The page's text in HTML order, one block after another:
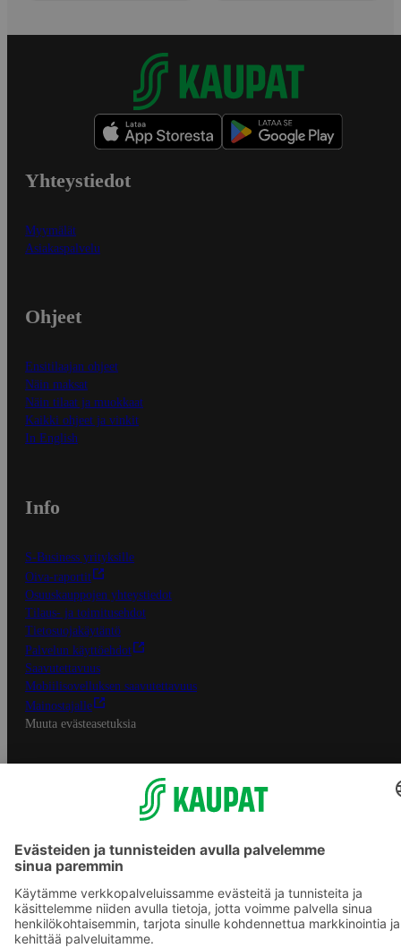
Yhteystiedot
Myymälät
Asiakaspalvelu
Ohjeet
Ensitilaajan ohjeet
Näin maksat
Näin tilaat ja muokkaat
Kaikki ohjeet ja vinkit
In English
Info
S-Business yrityksille
Oiva-raportit
Osuuskauppojen yhteystiedot
Tilaus- ja toimitusehdot
Tietosuojakäytäntö
Palvelun käyttöehdot
Saavutettavuus
Mobiilisovelluksen saavutettavuus
Mainostajalle
Muuta evästeasetuksia
S-ryhmän palvelut
S-ryhmä
Asiakasomistajuus
S-ostoslista -sovellus
Prisma.fi
Sokos.fi